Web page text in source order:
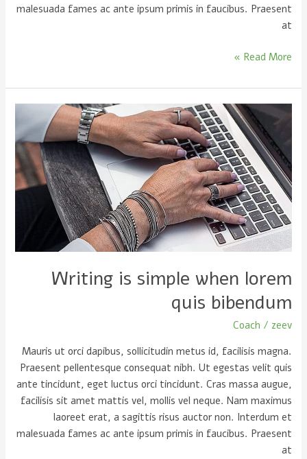
malesuada fames ac ante ipsum primis in faucibus. Praesent
at
Read More »
Writing is simple when lorem
quis bibendum
Coach / zeev
Mauris ut orci dapibus, sollicitudin metus id, facilisis magna.
Praesent pellentesque consequat nibh. Ut egestas velit quis
ante tincidunt, eget luctus orci tincidunt. Cras massa augue,
facilisis sit amet mattis vel, mollis vel neque. Nam maximus
laoreet erat, a sagittis risus auctor non. Interdum et
malesuada fames ac ante ipsum primis in faucibus. Praesent
at
Writing
simple
when
lorem
quis
bibendum